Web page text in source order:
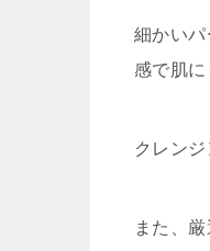
細かい
感で肌
クレン
また、